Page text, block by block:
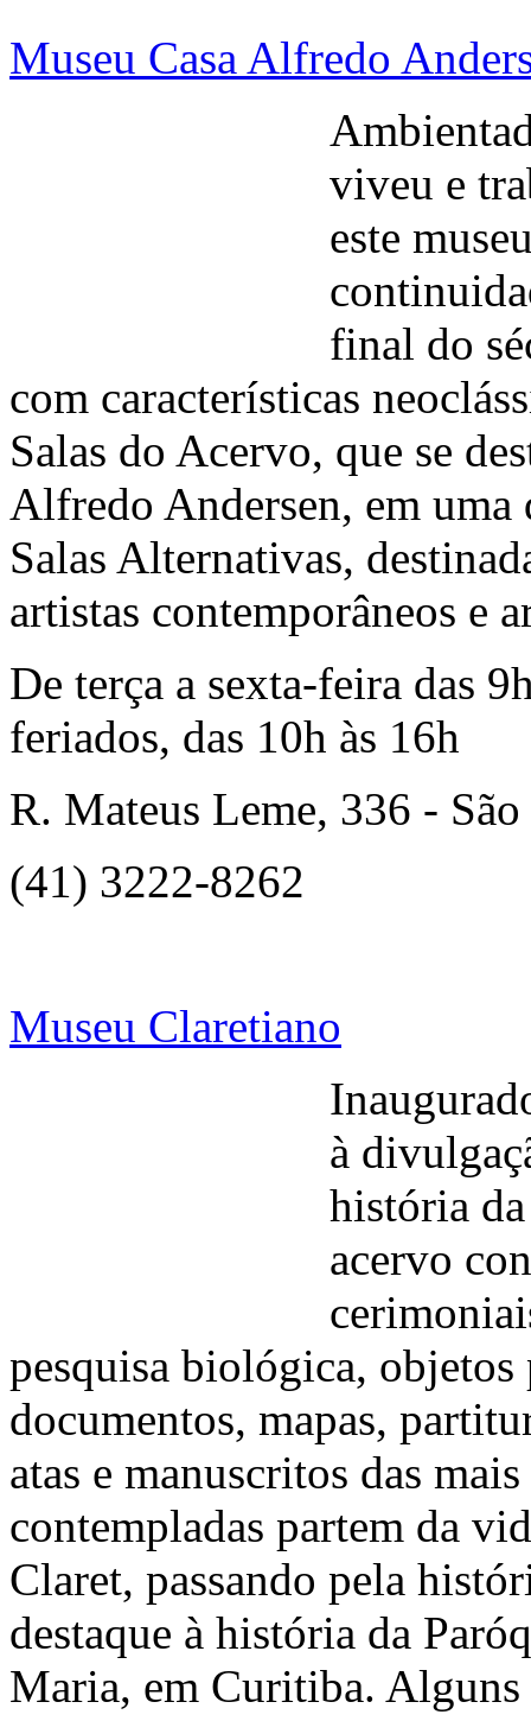
Museu Casa Alfredo
viveu e
este
final do
com características
Salas do Acervo, que se
Alfredo Andersen, em uma
Salas Alternativas,
artistas contemporâneos e
De terça a sexta-feira das
feriados, das 10h às 16h
R. Mateus Leme, 336 -
(41) 3222-8262
Museu Claretiano
à
história
acervo
pesquisa biológica,
documentos, mapas,
atas e manuscritos das
contempladas partem da
Claret, passando pela
destaque à história da
Maria, em Curitiba. Alguns